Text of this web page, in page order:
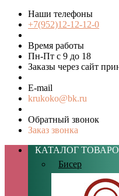
Наши телефоны
+7(952)12-12-12-0
Время работы
Пн-Пт с 9 до 18
Заказы через сайт
E-mail
krukoko@bk.ru
Обратный звонок
Заказ звонка
КАТАЛОГ
Бисер